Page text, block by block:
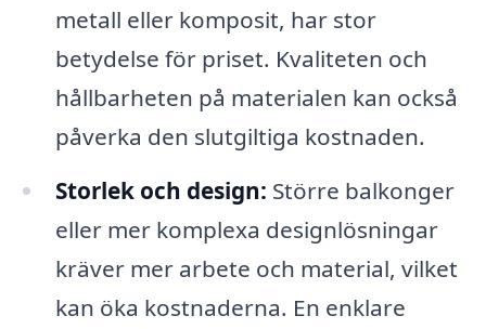
metall eller komposit, har stor
betydelse för priset. Kvaliteten och
hållbarheten på materialen kan också
påverka den slutgiltiga kostnaden.
Storlek och design: Större balkonger
eller mer komplexa designlösningar
kräver mer arbete och material, vilket
kan öka kostnaderna. En enklare